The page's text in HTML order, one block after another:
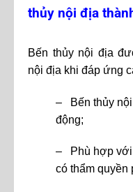
thủy nội địa
Bến thủy nội địa
nội địa khi đáp ứng
– Bến thủy
động;
– Phù hợp với
có thẩm quyền